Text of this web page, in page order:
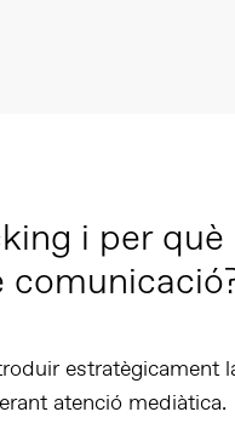
i per
estratègicament
atenció mediàtica.